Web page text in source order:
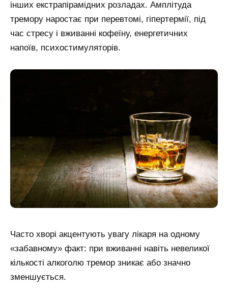
інших екстрапірамідних розладах. Амплітуда
тремору наростає при перевтомі, гіпертермії, під
час стресу і вживанні кофеїну, енергетичних
напоїв, психостимуляторів.
Часто хворі акцентують увагу лікаря на одному
«забавному» факт: при вживанні навіть невеликої
кількості алкоголю тремор зникає або значно
зменшується.